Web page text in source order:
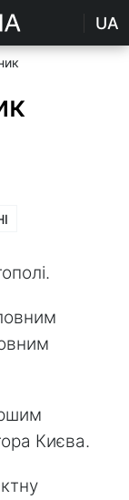
UA
Києва.